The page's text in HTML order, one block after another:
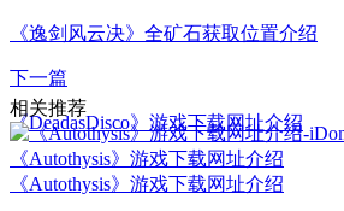
《逸剑风云决》全矿石获取位置介绍
下一篇
《DeadasDisco》游戏下载网址介绍
相关推荐
《Autothysis》游戏下载网址介绍
《Autothysis》游戏下载网址介绍